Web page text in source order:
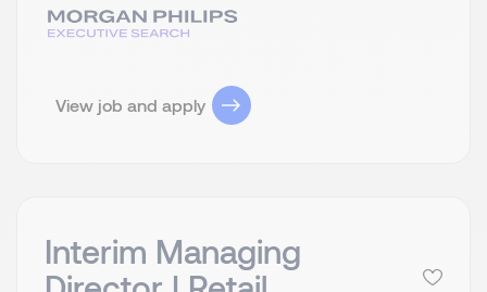
View job and apply
Interim Managing